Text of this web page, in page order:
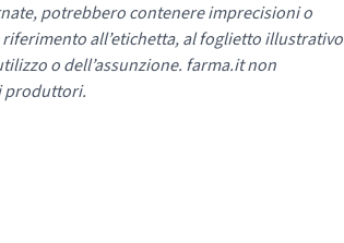
potrebbero contenere imprecisioni o
all’etichetta, al foglietto illustrativo
o dell’assunzione. farma.it non
produttori.